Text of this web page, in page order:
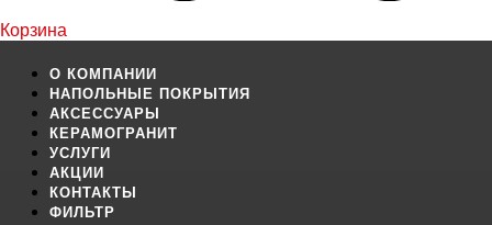
Корзина
О КОМПАНИИ
НАПОЛЬНЫЕ ПОКРЫТИЯ
АКСЕССУАРЫ
КЕРАМОГРАНИТ
УСЛУГИ
АКЦИИ
КОНТАКТЫ
ФИЛЬТР